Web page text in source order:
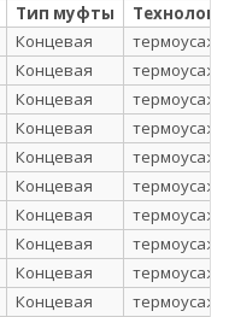
Тип муфты
Концевая
Концевая
Концевая
Концевая
Концевая
Концевая
Концевая
Концевая
Концевая
Концевая